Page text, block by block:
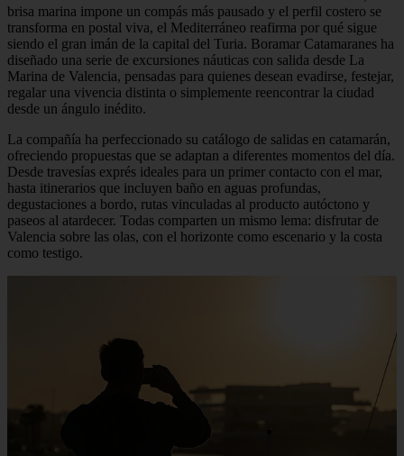
brisa marina impone un compás más pausado y el perfil costero se
transforma en postal viva, el Mediterráneo reafirma por qué sigue
siendo el gran imán de la capital del Turia. Boramar Catamaranes ha
diseñado una serie de excursiones náuticas con salida desde La
Marina de Valencia, pensadas para quienes desean evadirse, festejar,
regalar una vivencia distinta o simplemente reencontrar la ciudad
desde un ángulo inédito.
La compañía ha perfeccionado su catálogo de salidas en catamarán,
ofreciendo propuestas que se adaptan a diferentes momentos del día.
Desde travesías exprés ideales para un primer contacto con el mar,
hasta itinerarios que incluyen baño en aguas profundas,
degustaciones a bordo, rutas vinculadas al producto autóctono y
paseos al atardecer. Todas comparten un mismo lema: disfrutar de
Valencia sobre las olas, con el horizonte como escenario y la costa
como testigo.